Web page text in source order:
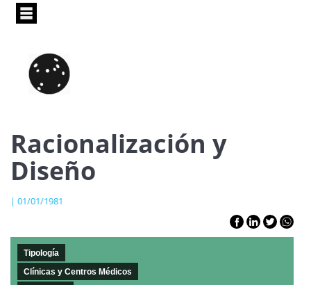
Pasar
principal
Racionalización y
Diseño
| 01/01/1981
Tipología
Clínicas y Centros Médicos